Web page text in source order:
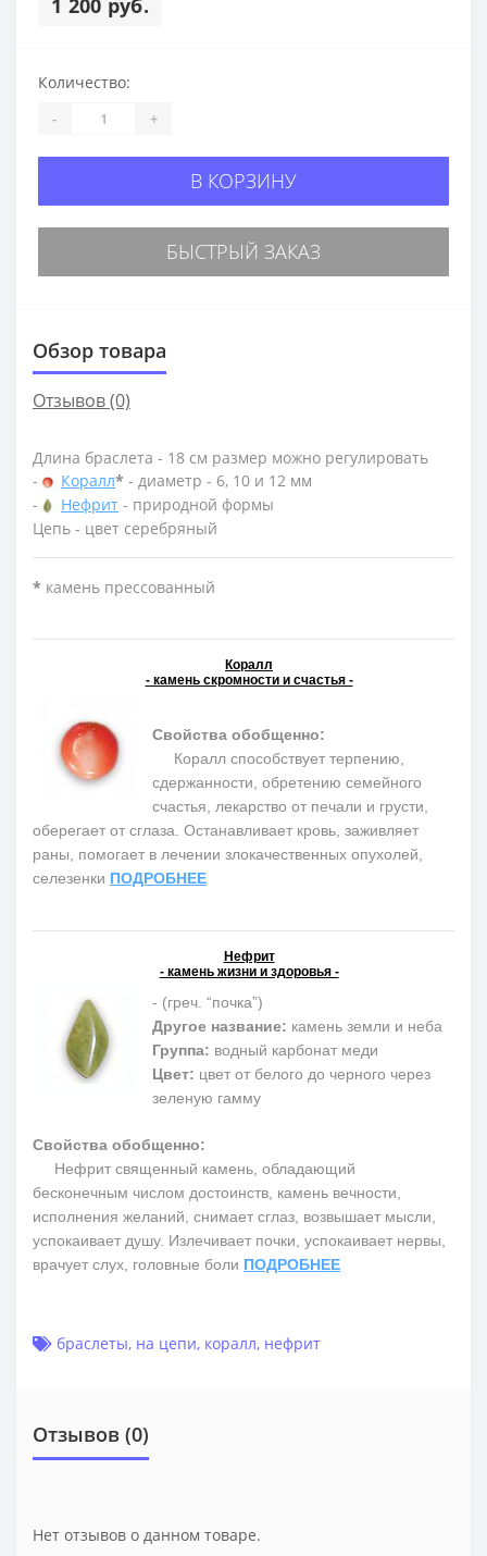
1 200 руб.
Количество:
- +
В КОРЗИНУ
БЫСТРЫЙ ЗАКАЗ
Обзор товара
Отзывов (0)
Длина браслета - 18 см размер можно регулировать
-
Коралл* - диаметр - 6, 10 и 12 мм
-
Нефрит - природной формы
Цепь - цвет серебряный
* камень прессованный
Коралл
- камень скромности и счастья -
Свойства обобщенно:
Коралл способствует терпению,
сдержанности, обретению семейного
счастья, лекарство от печали и грусти,
оберегает от сглаза. Останавливает кровь, заживляет
раны, помогает в лечении злокачественных опухолей,
селезенки ПОДРОБНЕЕ
Нефрит
- камень жизни и здоровья -
- (греч. “почка”)
Другое название: камень земли и неба
Группа: водный карбонат меди
Цвет: цвет от белого до черного через
зеленую гамму
Свойства обобщенно:
Нефрит священный камень, обладающий
бесконечным числом достоинств, камень вечности,
исполнения желаний, снимает сглаз, возвышает мысли,
успокаивает душу. Излечивает почки, успокаивает нервы,
врачует слух, головные боли ПОДРОБНЕЕ
браслеты, на цепи, коралл, нефрит
Отзывов (0)
Нет отзывов о данном товаре.